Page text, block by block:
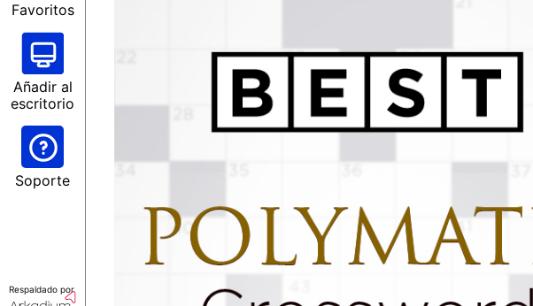
Favoritos
Añadir al
escritorio
Soporte
Respaldado por